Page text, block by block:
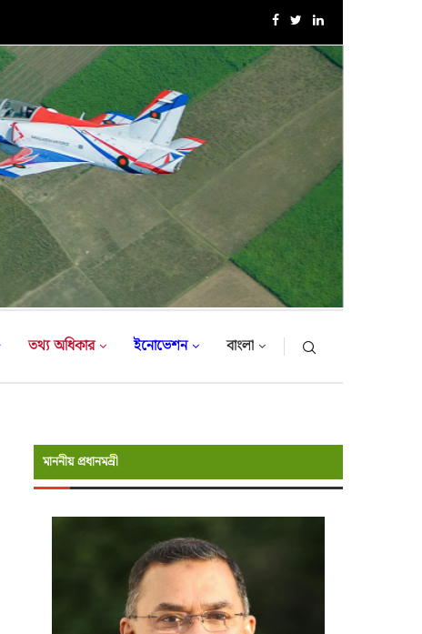
এক্সারসাইজ টাইগার লাইটনিং-২০২৬ এর উদ্বোধনী অনুষ্ঠান
তথ্য অধিকার ইনোভেশন বাংলা
মাননীয় প্রধানমন্রী